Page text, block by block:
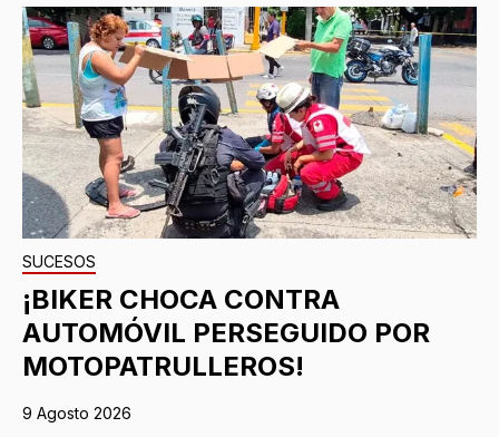
SUCESOS
¡BIKER CHOCA CONTRA
AUTOMÓVIL PERSEGUIDO POR
MOTOPATRULLEROS!
9 Agosto 2026